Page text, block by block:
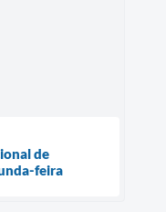
de
feira